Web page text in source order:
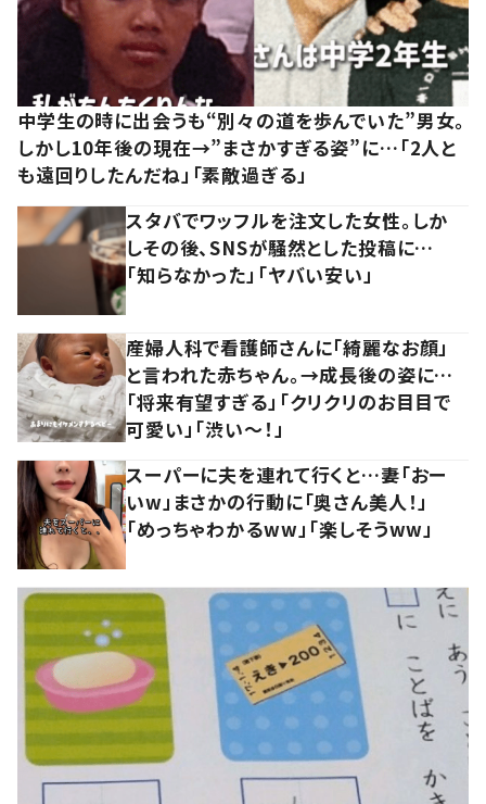
中学生の時に出会うも“別々の道を歩んでいた”男女。
しかし10年後の現在→”まさかすぎる姿”に…「2人と
も遠回りしたんだね」「素敵過ぎる」
スタバでワッフルを注文した女性。しか
しその後、SNSが騒然とした投稿に…
「知らなかった」「ヤバい安い」
産婦人科で看護師さんに「綺麗なお顔」
と言われた赤ちゃん。→成長後の姿に…
「将来有望すぎる」「クリクリのお目目で
可愛い」「渋い～！」
スーパーに夫を連れて行くと…妻「おー
いw」まさかの行動に「奥さん美人！」
「めっちゃわかるww」「楽しそうww」